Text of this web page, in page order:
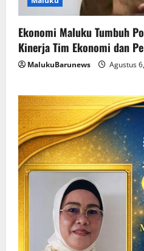
Ekonomi Maluku Tumbuh
Kinerja Tim Ekonomi dan
MalukuBarunews Agustus